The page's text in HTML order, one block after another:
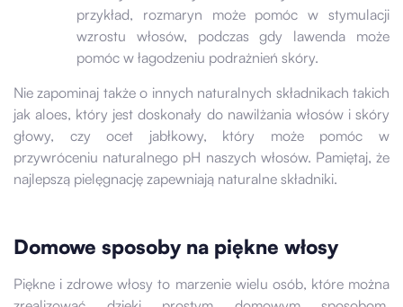
przykład, rozmaryn może pomóc w stymulacji
wzrostu włosów, podczas gdy lawenda może
pomóc w łagodzeniu podrażnień skóry.
Nie zapominaj także o innych naturalnych składnikach takich
jak aloes, który jest doskonały do nawilżania włosów i skóry
głowy, czy ocet jabłkowy, który może pomóc w
przywróceniu naturalnego pH naszych włosów. Pamiętaj, że
najlepszą pielęgnację zapewniają naturalne składniki.
Domowe sposoby na piękne włosy
Piękne i zdrowe włosy to marzenie wielu osób, które można